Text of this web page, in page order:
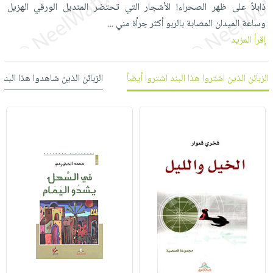
العناية
بالأسنان
الحمية
والتغذية
أدوات
المائدة
أدوات
المطبخ
الأكثر
مبيعاً
العودة
للمدارس
اكسسوارات
كتب
اكسسوارات
ملابس
حقائب
حلي
عناية
شحن
مجاني
بنود
مختارة
اشتراكات
كل
الاشتراكات
iKitab
حدود
عن
الشركة
حسابك
لائحة
ذابلاً على ظهر الصحراء! الأشجار التي تحتضر المنديل الورقي الهزيل
وساعة الميدان المصابة بالربو أكثر جرأة مني...
إقرأ المزيد
الزبائن الذين اشتروا هذا البند اشتروا أيضاً الزبائن الذين شاهدوا هذا